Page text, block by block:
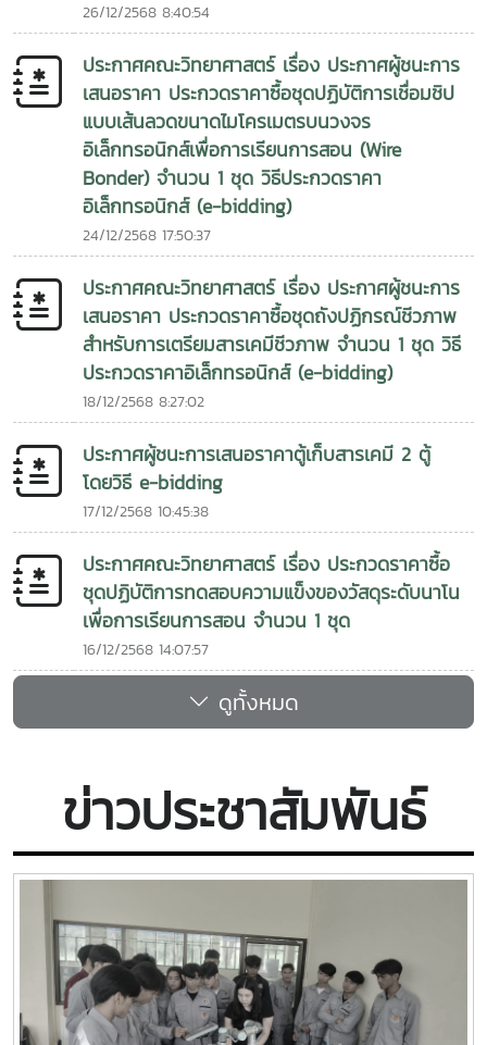
26/12/2568 8:40:54
ประกาศคณะวิทยาศาสตร์ เรื่อง ประกาศผู้ชนะการ
เสนอราคา ประกวดราคาซื้อชุดปฏิบัติการเชื่อมชิป
แบบเส้นลวดขนาดไมโครเมตรบนวงจร
อิเล็กทรอนิกส์เพื่อการเรียนการสอน (Wire
Bonder) จำนวน 1 ชุด วิธีประกวดราคา
อิเล็กทรอนิกส์ (e-bidding)
24/12/2568 17:50:37
ประกาศคณะวิทยาศาสตร์ เรื่อง ประกาศผู้ชนะการ
เสนอราคา ประกวดราคาซื้อชุดถังปฏิกรณ์ชีวภาพ
สำหรับการเตรียมสารเคมีชีวภาพ จำนวน 1 ชุด วิธี
ประกวดราคาอิเล็กทรอนิกส์ (e-bidding)
18/12/2568 8:27:02
ประกาศผู้ชนะการเสนอราคาตู้เก็บสารเคมี 2 ตู้
โดยวิธี e-bidding
17/12/2568 10:45:38
ประกาศคณะวิทยาศาสตร์ เรื่อง ประกวดราคาซื้อ
ชุดปฏิบัติการทดสอบความแข็งของวัสดุระดับนาโน
เพื่อการเรียนการสอน จำนวน 1 ชุด
16/12/2568 14:07:57
ดูทั้งหมด
ข่าวประชาสัมพันธ์